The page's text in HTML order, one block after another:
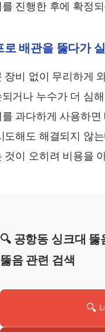
진행한 후에 확정
로 배관을 뚫다가
장비 없이 무리하게
거나 누수가 더 심
과다하게 사용하
도해도 해결되지 않
것이 오히려 비용을
🔍 공항동 싱크대
뚫음 관련 검색
🔍